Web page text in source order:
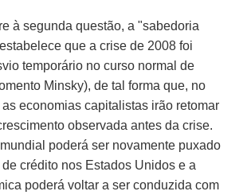
à segunda questão, a "sabedoria
que a crise de 2008 foi
temporário no curso normal de
Minsky), de tal forma que, no
economias capitalistas irão retomar
observada antes da crise.
poderá ser novamente puxado
crédito nos Estados Unidos e a
poderá voltar a ser conduzida com